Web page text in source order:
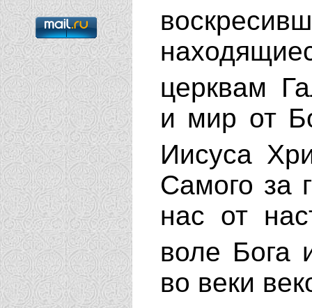
церквам
и мир от
Иисуса
Самого за
нас от
воле Бога
во веки